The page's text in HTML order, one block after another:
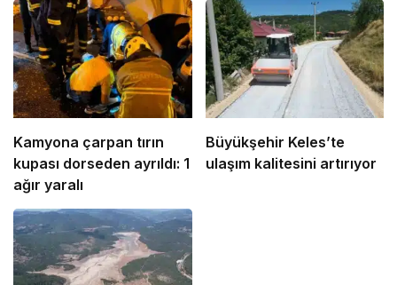
Kamyona çarpan tırın
kupası dorseden ayrıldı: 1
ağır yaralı
Büyükşehir Keles’te
ulaşım kalitesini artırıyor